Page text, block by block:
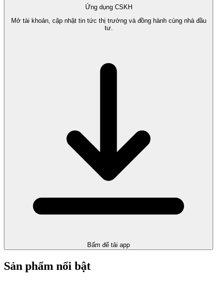
Ứng dụng CSKH
Mở tài khoản, cập nhật tin tức thị trường và đồng hành cùng nhà đầu
tư.
Bấm để tải app
Sản phẩm nổi bật